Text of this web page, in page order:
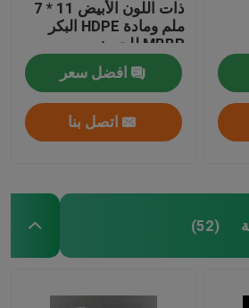
ذات اللون الأبيض 11 * 7
ملم ومادة HDPE البكر
MBBR للحوض
افضل سعر
اتصل بنا
(52)